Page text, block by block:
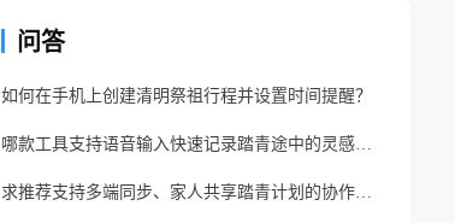
问答
如何在手机上创建清明祭祖行程并设置时间提醒？
哪款工具支持语音输入快速记录踏青途中的灵感想法？
求推荐支持多端同步、家人共享踏青计划的协作便签？